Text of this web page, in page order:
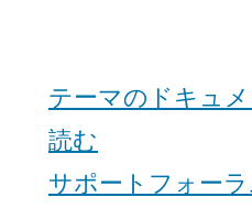
テーマのドキュ
読む
サポートフォー